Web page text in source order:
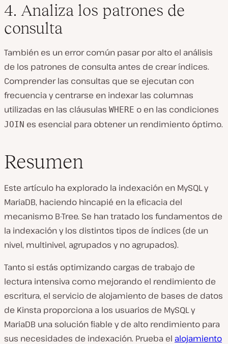
4. Analiza los patrones de
consulta
También es un error común pasar por alto el análisis
de los patrones de consulta antes de crear índices.
Comprender las consultas que se ejecutan con
frecuencia y centrarse en indexar las columnas
utilizadas en las cláusulas WHERE o en las condiciones
JOIN es esencial para obtener un rendimiento óptimo.
Resumen
Este artículo ha explorado la indexación en MySQL y
MariaDB, haciendo hincapié en la eficacia del
mecanismo B-Tree. Se han tratado los fundamentos de
la indexación y los distintos tipos de índices (de un
nivel, multinivel, agrupados y no agrupados).
Tanto si estás optimizando cargas de trabajo de
lectura intensiva como mejorando el rendimiento de
escritura, el servicio de alojamiento de bases de datos
de Kinsta proporciona a los usuarios de MySQL y
MariaDB una solución fiable y de alto rendimiento para
sus necesidades de indexación. Prueba el alojamiento